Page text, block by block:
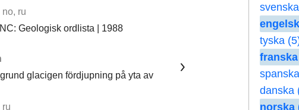
tyska
franska
danska
norska
no, ru
Geologisk ordlista | 1988
glacigen fördjupning på yta av
ru